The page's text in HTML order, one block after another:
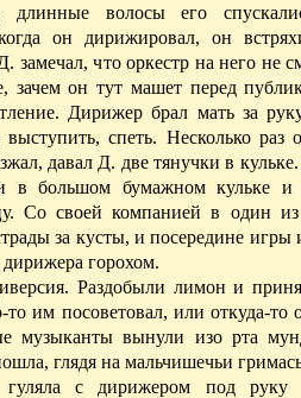
длинные волосы его
он дирижировал, он
замечал, что оркестр на него не
зачем он тут машет перед
Дирижер брал мать за
выступить, спеть. Несколько раз
давал Д. две тянучки в
в большом бумажном кульке и
Со своей компанией в один
за кусты, и посередине игры
дирижера горохом.
Раздобыли лимон и
то им посоветовал, или откуда-то
музыканты вынули изо рта
глядя на мальчишечьи
гуляла с дирижером под